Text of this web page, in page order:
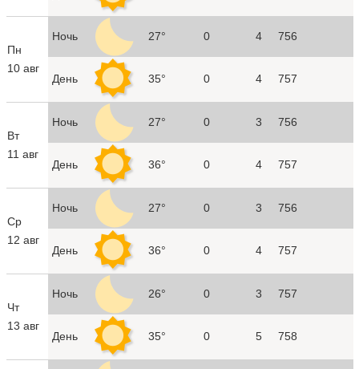
Пн
10 авг
Ночь 27° 0 4 756
День 35° 0 4 757
Вт
11 авг
Ночь 27° 0 3 756
День 36° 0 4 757
Ср
12 авг
Ночь 27° 0 3 756
День 36° 0 4 757
Чт
13 авг
Ночь 26° 0 3 757
День 35° 0 5 758